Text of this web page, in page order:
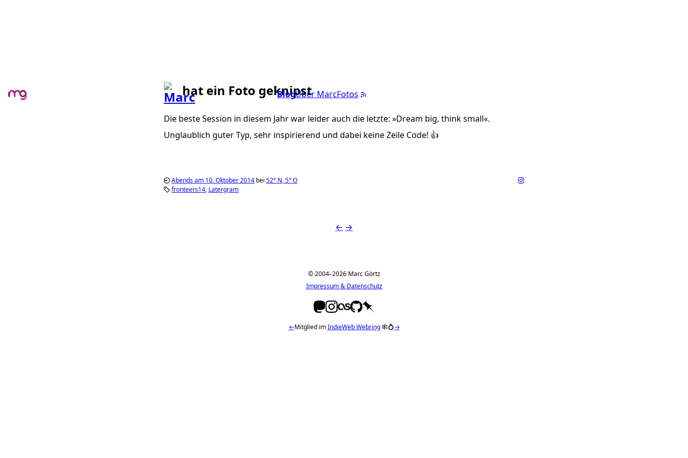
BlogÜber MarcFotos
hat ein Foto geknipst
Die beste Session in diesem Jahr war leider auch die letzte: »Dream big, think small«.
Unglaublich guter Typ, sehr inspirierend und dabei keine Zeile Code! 👍
Abends am 10. Oktober 2014 bei 52° N,5°O
fronteers14 Latergram
← →
© 2004–2026 Marc Görtz
Impressum & Datenschutz
←Mitglied imIndieWeb Webring🕸💍→